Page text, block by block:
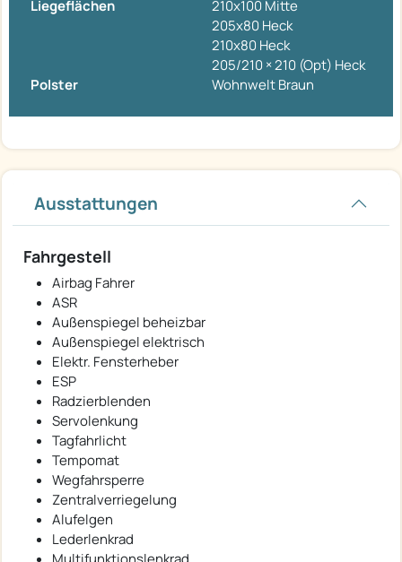
Liegeflächen
210x100 Mitte
205x80 Heck
210x80 Heck
205/210 × 210 (Opt) Heck
Polster
Wohnwelt Braun
Ausstattungen
Fahrgestell
Airbag Fahrer
ASR
Außenspiegel beheizbar
Außenspiegel elektrisch
Elektr. Fensterheber
ESP
Radzierblenden
Servolenkung
Tagfahrlicht
Tempomat
Wegfahrsperre
Zentralverriegelung
Alufelgen
Lederlenkrad